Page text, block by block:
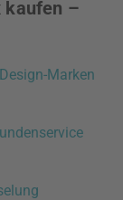
kaufen –
Design-Marken